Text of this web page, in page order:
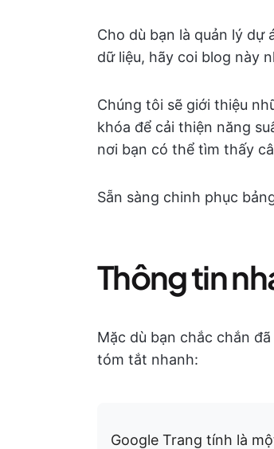
Cho dù bạn là quản lý
dữ liệu, hãy coi blog này
Chúng tôi sẽ giới thiệu
khóa để cải thiện năng
nơi bạn có thể tìm thấy
Sẵn sàng chinh phục
Thông tin
Mặc dù bạn chắc chắn
tóm tắt nhanh:
Google Trang tính là